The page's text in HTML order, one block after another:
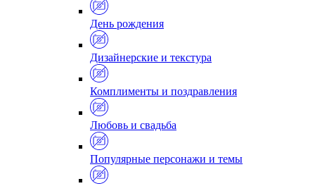
День рождения
Дизайнерские и текстура
Комплименты и поздравления
Любовь и свадьба
Популярные персонажи и темы